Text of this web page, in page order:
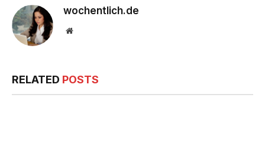
wochentlich.de
Website
RELATED POSTS